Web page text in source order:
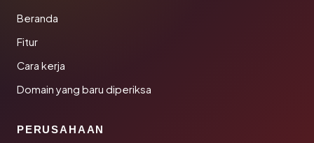
Beranda
Fitur
Cara kerja
Domain yang baru diperiksa
PERUSAHAAN